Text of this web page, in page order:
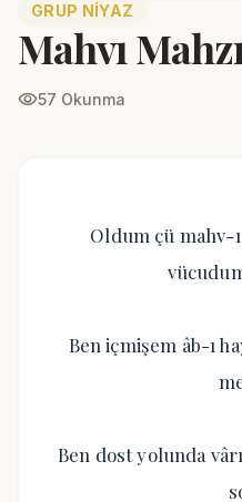
GRUP NIYAZ
Mahvı
visibility57 Okunma
Oldum çü mahv-
Ben içmişem âb-ı
Ben dost yolunda